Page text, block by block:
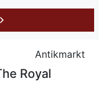
Antikmarkt
Royal